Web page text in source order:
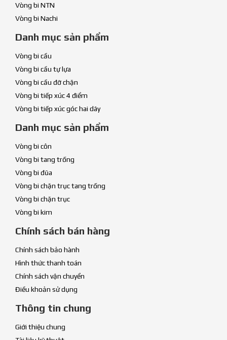
Vòng bi NTN
Vòng bi Nachi
Danh mục sản phẩm
Vòng bi cầu
Vòng bi cầu tự lựa
Vòng bi cầu đỡ chặn
Vòng bi tiếp xúc 4 điểm
Vòng bi tiếp xúc góc hai dãy
Danh mục sản phẩm
Vòng bi côn
Vòng bi tang trống
Vòng bi đũa
Vòng bi chặn trục tang trống
Vòng bi chặn trục
Vòng bi kim
Chính sách bán hàng
Chính sách bảo hành
Hình thức thanh toán
Chính sách vận chuyển
Điều khoản sử dụng
Thông tin chung
Giới thiệu chung